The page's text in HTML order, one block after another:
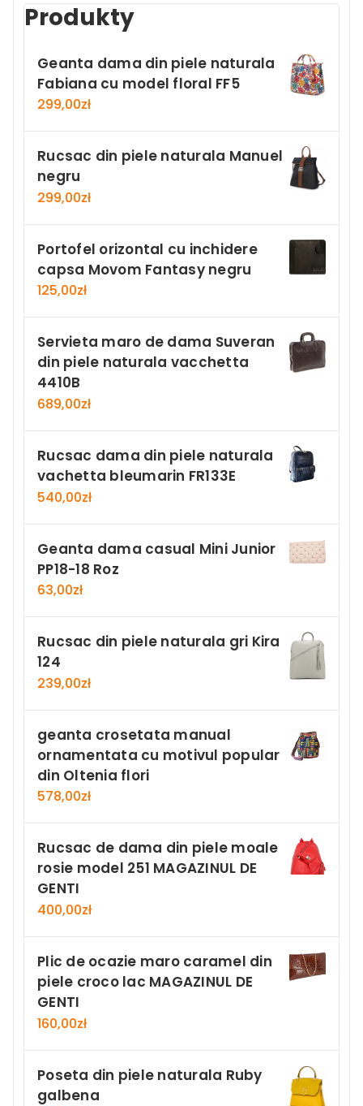
Produkty
Geanta dama din piele naturala
Fabiana cu model floral FF5
299,00zł
Rucsac din piele naturala Manuel
negru
299,00zł
Portofel orizontal cu inchidere
capsa Movom Fantasy negru
125,00zł
Servieta maro de dama Suveran
din piele naturala vacchetta
4410B
689,00zł
Rucsac dama din piele naturala
vachetta bleumarin FR133E
540,00zł
Geanta dama casual Mini Junior
PP18-18 Roz
63,00zł
Rucsac din piele naturala gri Kira
124
239,00zł
geanta crosetata manual
ornamentata cu motivul popular
din Oltenia flori
578,00zł
Rucsac de dama din piele moale
rosie model 251 MAGAZINUL DE
GENTI
400,00zł
Plic de ocazie maro caramel din
piele croco lac MAGAZINUL DE
GENTI
160,00zł
Poseta din piele naturala Ruby
galbena